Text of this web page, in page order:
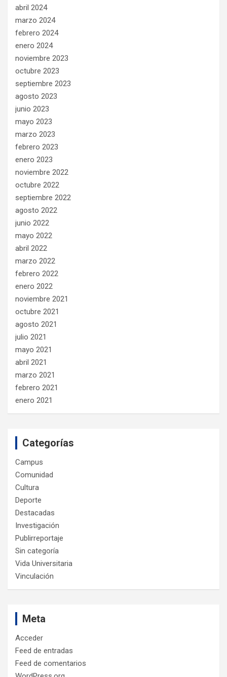
abril 2024
marzo 2024
febrero 2024
enero 2024
noviembre 2023
octubre 2023
septiembre 2023
agosto 2023
junio 2023
mayo 2023
marzo 2023
febrero 2023
enero 2023
noviembre 2022
octubre 2022
septiembre 2022
agosto 2022
junio 2022
mayo 2022
abril 2022
marzo 2022
febrero 2022
enero 2022
noviembre 2021
octubre 2021
agosto 2021
julio 2021
mayo 2021
abril 2021
marzo 2021
febrero 2021
enero 2021
Categorías
Campus
Comunidad
Cultura
Deporte
Destacadas
Investigación
Publirreportaje
Sin categoría
Vida Universitaria
Vinculación
Meta
Acceder
Feed de entradas
Feed de comentarios